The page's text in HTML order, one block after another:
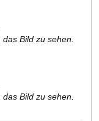
Bild zu sehen.
Bild zu sehen.